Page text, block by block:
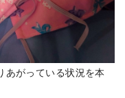
あがっている状況を本